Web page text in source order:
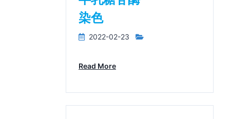
染色
2022-02-23
Read More